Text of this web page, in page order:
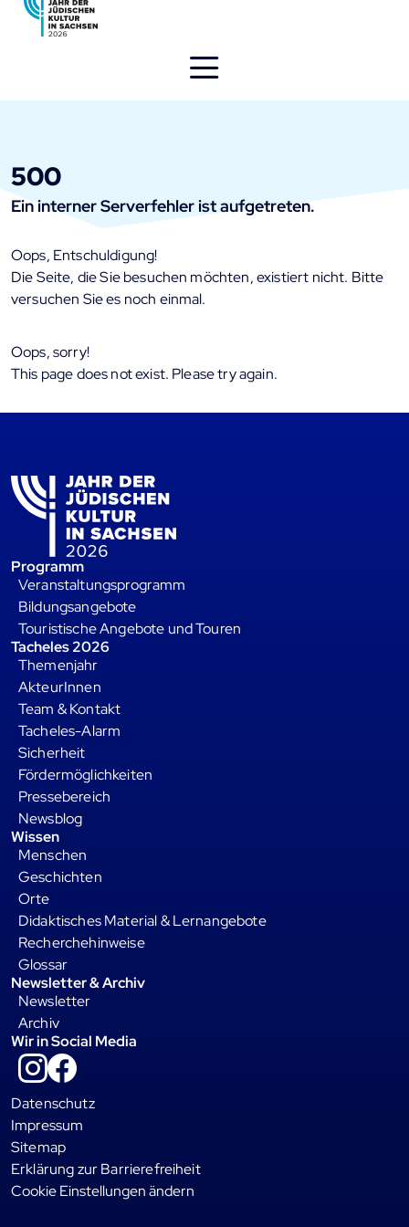
öffnen
500
Ein interner Serverfehler ist aufgetreten.
Oops, Entschuldigung!
Die Seite, die Sie besuchen möchten, existiert nicht. Bitte
versuchen Sie es noch einmal.
Oops, sorry!
This page does not exist. Please try again.
Programm
Veranstaltungsprogramm
Bildungsangebote
Touristische Angebote und Touren
Tacheles 2026
Themenjahr
AkteurInnen
Team & Kontakt
Tacheles-Alarm
Sicherheit
Fördermöglichkeiten
Pressebereich
Newsblog
Wissen
Menschen
Geschichten
Orte
Didaktisches Material & Lernangebote
Recherchehinweise
Glossar
Newsletter & Archiv
Newsletter
Archiv
Wir in Social Media
Instagram
Datenschutz
Impressum
Sitemap
Erklärung zur Barrierefreiheit
Cookie Einstellungen ändern